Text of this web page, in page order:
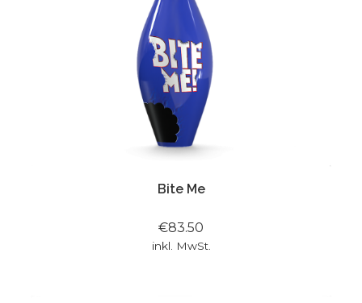
Bite Me
€83.50
inkl. MwSt.